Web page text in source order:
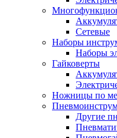
Сетевые
Наборы
Наборы
Гайковерты
Ножницы по
Другие